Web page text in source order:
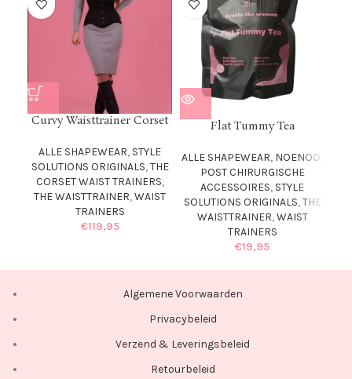
Curvy Waisttrainer Corset
ALLE SHAPEWEAR, STYLE
SOLUTIONS ORIGINALS,THE
CORSET WAIST TRAINERS,
THE WAISTTRAINER,WAIST
TRAINERS
€119,95
Flat Tummy Tea
ALLE SHAPEWEAR, NOENOO
POST CHIRURGISCHE
ACCESSOIRES, STYLE
SOLUTIONS ORIGINALS,THE
WAISTTRAINER,WAIST
TRAINERS
€19,95
Algemene Voorwaarden
Privacybeleid
Verzend & Leveringsbeleid
Retourbeleid